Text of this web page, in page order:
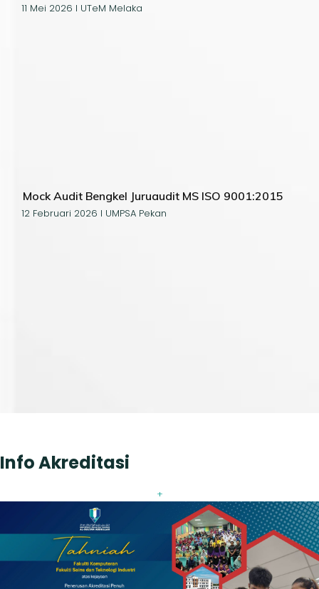
11 Mei 2026 I UTeM Melaka
Mock Audit Bengkel Juruaudit MS ISO 9001:2015
12 Februari 2026 I UMPSA Pekan
Info Akreditasi
+